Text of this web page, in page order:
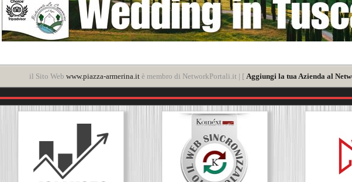
il Sito Web www.piazza-armerina.itè membro di NetworkPortali.it | [ Aggiungi la tua Azienda al